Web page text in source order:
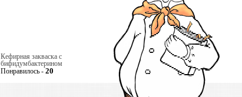
Кефирная закваска с
бифидумбактерином
Понравилось - 20